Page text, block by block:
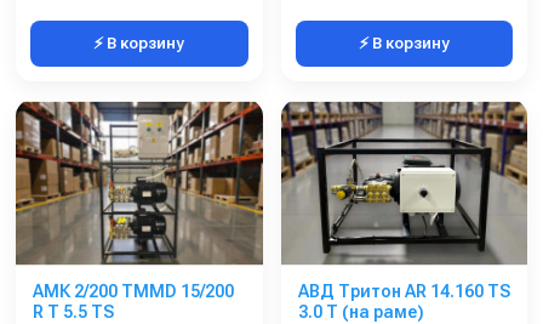
⚡ В корзину ⚡ В корзину
АМК 2/200 TMMD 15/200
R T 5.5 TS
АВД Тритон AR 14.160 TS
3.0 Т (на раме)